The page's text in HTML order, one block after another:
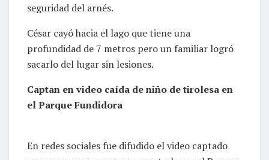
seguridad del arnés.
César cayó hacia el lago que tiene una
profundidad de 7 metros pero un familiar logró
sacarlo del lugar sin lesiones.
Captan en video caída de niño de tirolesa en
el Parque Fundidora
En redes sociales fue difudido el video captado